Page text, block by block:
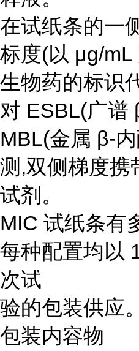
在试纸条的一
标度(以 μg/
生物药的标识
对 ESBL(广谱
MBL(金属 β-
测,双侧梯度携
试剂。
MIC 试纸条有
每种配置均以
次试
验的包装供应。
包装内容物